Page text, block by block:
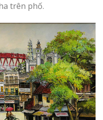
trên phố.